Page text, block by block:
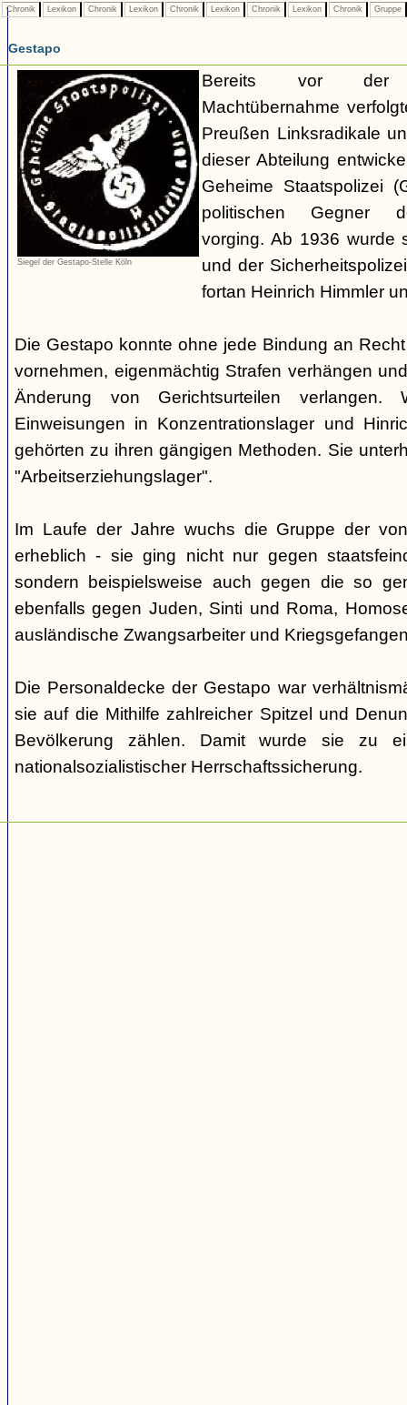
Chronik Lexikon Chronik Lexikon Chronik Lexikon Chronik Lexikon Chronik Gruppe
Gestapo
Siegel der Gestapo-Stelle Köln
Bereits vor der
Machtübernahme
Preußen Linksradikale
dieser Abteilung
Geheime Staatspolizei
politischen Gegner
vorging. Ab 1936 wurde
und der
fortan Heinrich Himmler
Die Gestapo konnte ohne jede Bindung an
vornehmen, eigenmächtig Strafen verhängen
Änderung von Gerichtsurteilen verlangen.
Einweisungen in Konzentrationslager und
gehörten zu ihren gängigen Methoden. Sie
"Arbeitserziehungslager".
Im Laufe der Jahre wuchs die Gruppe der
erheblich - sie ging nicht nur gegen
sondern beispielsweise auch gegen die so
ebenfalls gegen Juden, Sinti und Roma,
ausländische Zwangsarbeiter und
Die Personaldecke der Gestapo war
sie auf die Mithilfe zahlreicher Spitzel und
Bevölkerung zählen. Damit wurde sie zu
nationalsozialistischer Herrschaftssicherung.